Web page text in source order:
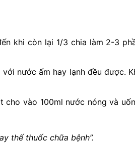
khi còn lại 1/3 chia làm 2-3
nước ấm hay lạnh đều được.
vào 100ml nước nóng và
thế thuốc chữa bệnh”.